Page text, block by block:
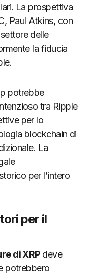
La prospettiva
Paul Atkins, con
delle
la fiducia
potrebbe
tra Ripple
per lo
blockchain di
La
per l’intero
per il
di XRPdeve
potrebbero